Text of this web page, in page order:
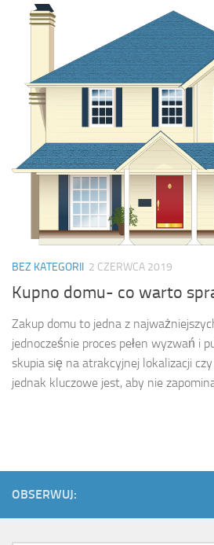
BEZ KATEGORII 2 CZERWCA 2019
Kupno domu- co warto
Zakup domu to jedna z
jednocześnie proces pełen wyzwań i
skupia się na atrakcyjnej lokalizacji
jednak kluczowe jest, aby nie
OBSERWUJ: